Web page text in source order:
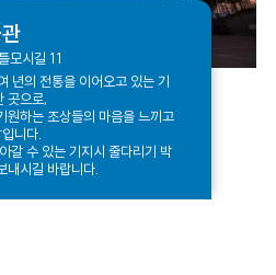
모시길 11
년의 전통을 이어오고 있는 기
곳으로,
원하는 조상들의 마음을 느끼고
니다.
갈 수 있는 기지시 줄다리기 박
내시길 바랍니다.